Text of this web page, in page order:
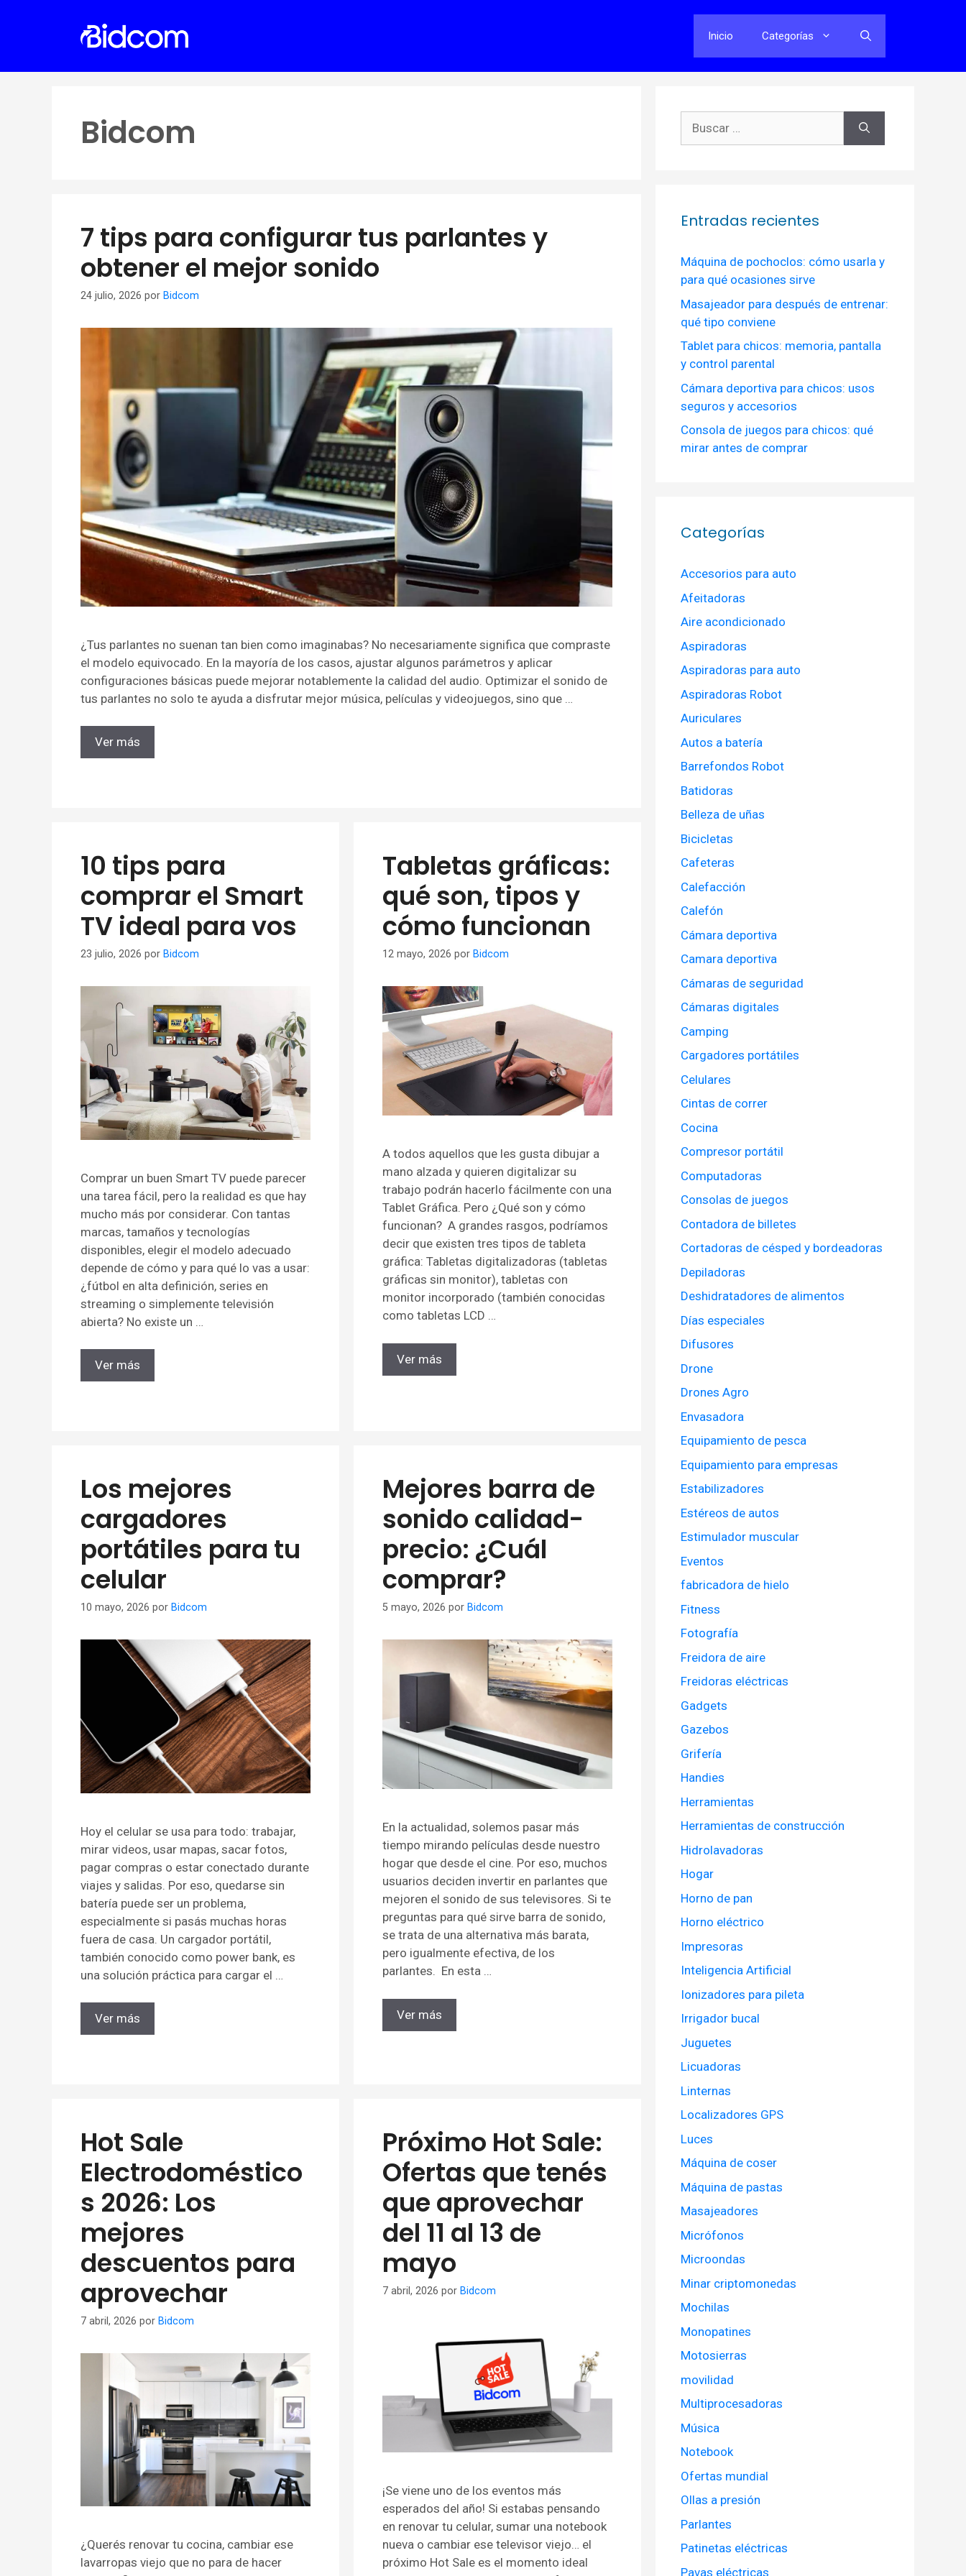
Inicio Categorías
Bidcom
7 tips para configurar tus parlantes y
obtener el mejor sonido
24 julio, 2026 por Bidcom
¿Tus parlantes no suenan tan bien como imaginabas? No necesariamente significa que compraste
el modelo equivocado. En la mayoría de los casos, ajustar algunos parámetros y aplicar
configuraciones básicas puede mejorar notablemente la calidad del audio. Optimizar el sonido de
tus parlantes no solo te ayuda a disfrutar mejor música, películas y videojuegos, sino que …
Ver más
10 tips para
comprar el Smart
TV ideal para vos
23 julio, 2026 por Bidcom
Comprar un buen Smart TV puede parecer
una tarea fácil, pero la realidad es que hay
mucho más por considerar. Con tantas
marcas, tamaños y tecnologías
disponibles, elegir el modelo adecuado
depende de cómo y para qué lo vas a usar:
¿fútbol en alta definición, series en
streaming o simplemente televisión
abierta? No existe un …
Ver más
Tabletas gráficas:
qué son, tipos y
cómo funcionan
12 mayo, 2026 por Bidcom
A todos aquellos que les gusta dibujar a
mano alzada y quieren digitalizar su
trabajo podrán hacerlo fácilmente con una
Tablet Gráfica. Pero ¿Qué son y cómo
funcionan? A grandes rasgos, podríamos
decir que existen tres tipos de tableta
gráfica: Tabletas digitalizadoras (tabletas
gráficas sin monitor), tabletas con
monitor incorporado (también conocidas
como tabletas LCD …
Ver más
Los mejores
cargadores
portátiles para tu
celular
10 mayo, 2026 por Bidcom
Hoy el celular se usa para todo: trabajar,
mirar videos, usar mapas, sacar fotos,
pagar compras o estar conectado durante
viajes y salidas. Por eso, quedarse sin
batería puede ser un problema,
especialmente si pasás muchas horas
fuera de casa. Un cargador portátil,
también conocido como power bank, es
una solución práctica para cargar el …
Ver más
Mejores barra de
sonido calidad-
precio: ¿Cuál
comprar?
5 mayo, 2026 por Bidcom
En la actualidad, solemos pasar más
tiempo mirando películas desde nuestro
hogar que desde el cine. Por eso, muchos
usuarios deciden invertir en parlantes que
mejoren el sonido de sus televisores. Si te
preguntas para qué sirve barra de sonido,
se trata de una alternativa más barata,
pero igualmente efectiva, de los
parlantes. En esta …
Ver más
Hot Sale
Electrodoméstico
s 2026: Los
mejores
descuentos para
aprovechar
7 abril, 2026 por Bidcom
¿Querés renovar tu cocina, cambiar ese
lavarropas viejo que no para de hacer
Próximo Hot Sale:
Ofertas que tenés
que aprovechar
del 11 al 13 de
mayo
7 abril, 2026 por Bidcom
¡Se viene uno de los eventos más
esperados del año! Si estabas pensando
en renovar tu celular, sumar una notebook
nueva o cambiar ese televisor viejo… el
próximo Hot Sale es el momento ideal
Entradas recientes
Máquina de pochoclos: cómo usarla y
para qué ocasiones sirve
Masajeador para después de entrenar:
qué tipo conviene
Tablet para chicos: memoria, pantalla
y control parental
Cámara deportiva para chicos: usos
seguros y accesorios
Consola de juegos para chicos: qué
mirar antes de comprar
Categorías
Accesorios para auto
Afeitadoras
Aire acondicionado
Aspiradoras
Aspiradoras para auto
Aspiradoras Robot
Auriculares
Autos a batería
Barrefondos Robot
Batidoras
Belleza de uñas
Bicicletas
Cafeteras
Calefacción
Calefón
Cámara deportiva
Camara deportiva
Cámaras de seguridad
Cámaras digitales
Camping
Cargadores portátiles
Celulares
Cintas de correr
Cocina
Compresor portátil
Computadoras
Consolas de juegos
Contadora de billetes
Cortadoras de césped y bordeadoras
Depiladoras
Deshidratadores de alimentos
Días especiales
Difusores
Drone
Drones Agro
Envasadora
Equipamiento de pesca
Equipamiento para empresas
Estabilizadores
Estéreos de autos
Estimulador muscular
Eventos
fabricadora de hielo
Fitness
Fotografía
Freidora de aire
Freidoras eléctricas
Gadgets
Gazebos
Grifería
Handies
Herramientas
Herramientas de construcción
Hidrolavadoras
Hogar
Horno de pan
Horno eléctrico
Impresoras
Inteligencia Artificial
Ionizadores para pileta
Irrigador bucal
Juguetes
Licuadoras
Linternas
Localizadores GPS
Luces
Máquina de coser
Máquina de pastas
Masajeadores
Micrófonos
Microondas
Minar criptomonedas
Mochilas
Monopatines
Motosierras
movilidad
Multiprocesadoras
Música
Notebook
Ofertas mundial
Ollas a presión
Parlantes
Patinetas eléctricas
Pavas eléctricas